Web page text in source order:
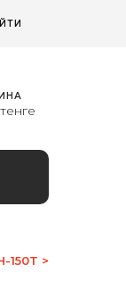
150T >